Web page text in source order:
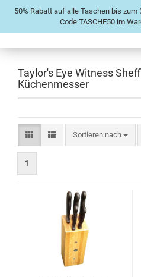
50% Rabatt auf alle Taschen bis zum
Code TASCHE50 im
Taylor's Eye Witness
Küchenmesser
Sortieren nach
1